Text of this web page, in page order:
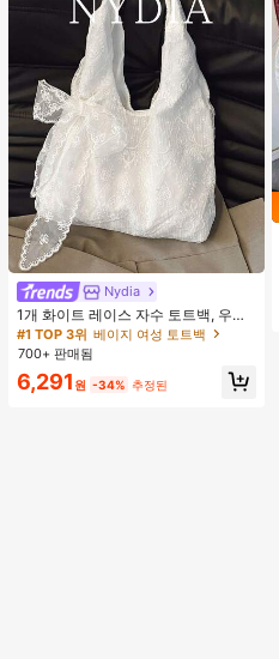
Nydia
1개 화이트 레이스 자수 토트백, 우아
한 리본 숄더백, 로맨틱 대용량 여성
데일리 쇼핑 여행 핸드백
#1 TOP 3위 베이지 여성 토트백
거의 매진!
#1 TOP 3위 베이지 여성 토트백
거의 매진!
#1 TOP 3위 베이지 여성 토트백
거의 매진!
#1 TOP 3위
베이지 여성 토트백
거의 매진!
700+ 판매됨
6,291 원 -34% 추정된